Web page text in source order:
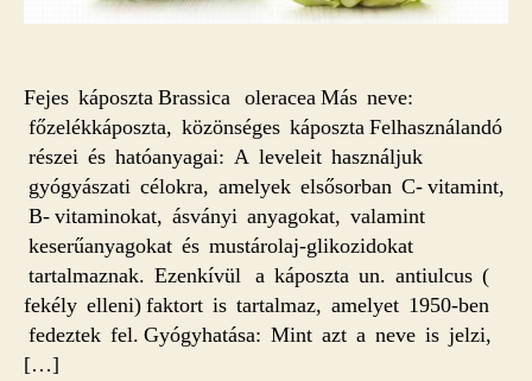
Fejes káposzta Brassica oleracea Más neve:
főzelékkáposzta, közönséges káposzta Felhasználandó
részei és hatóanyagai: A leveleit használjuk
gyógyászati célokra, amelyek elsősorban C- vitamint,
B- vitaminokat, ásványi anyagokat, valamint
keserűanyagokat és mustárolaj-glikozidokat
tartalmaznak. Ezenkívül a káposzta un. antiulcus (
fekély elleni) faktort is tartalmaz, amelyet 1950-ben
fedeztek fel. Gyógyhatása: Mint azt a neve is jelzi,
[…]